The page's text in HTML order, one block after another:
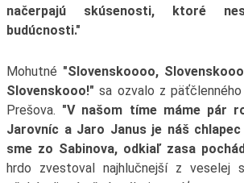
načerpajú skúsenosti, ktoré
budúcnosti."
Mohutné "Slovenskoooo,
Slovenskooo!" sa ozvalo z
Prešova. "V našom tíme máme pár
Jarovníc a Jaro Janus je náš
sme zo Sabinova, odkiaľ zasa
hrdo zvestoval najhlučnejší z veselej